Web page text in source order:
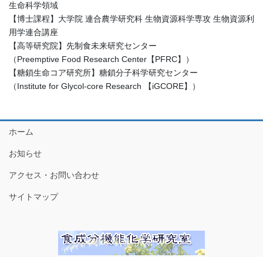
生命科学領域
【博士課程】大学院 連合農学研究科 生物資源科学専攻 生物資源利
用学連合講座
【高等研究院】先制食未来研究センター
（Preemptive Food Research Center【PFRC】）
【糖鎖生命コア研究所】糖鎖分子科学研究センター
（Institute for Glycol-core Research 【iGCORE】）
ホーム
お知らせ
アクセス・お問い合わせ
サイトマップ